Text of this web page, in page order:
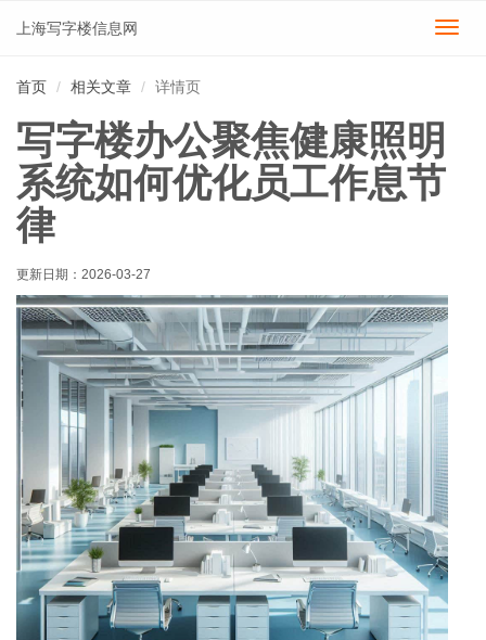
切
上海写字楼信息网
首页 相关文章 详情页
写字楼办公聚焦健康照明
系统如何优化员工作息节
律
更新日期： 2026-03-27